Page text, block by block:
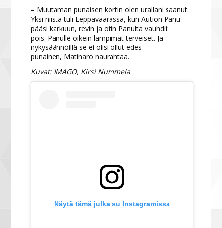
– Muutaman punaisen kortin olen urallani saanut.
Yksi niistä tuli Leppävaarassa, kun Aution Panu
pääsi karkuun, revin ja otin Panulta vauhdit
pois. Panulle oikein lämpimät terveiset. Ja
nykysäännöillä se ei olisi ollut edes
punainen, Matinaro naurahtaa.
Kuvat: IMAGO, Kirsi Nummela
Näytä tämä julkaisu Instagramissa